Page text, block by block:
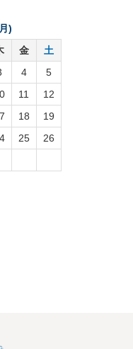
)
金
土
4
5
11
12
18
19
25
26